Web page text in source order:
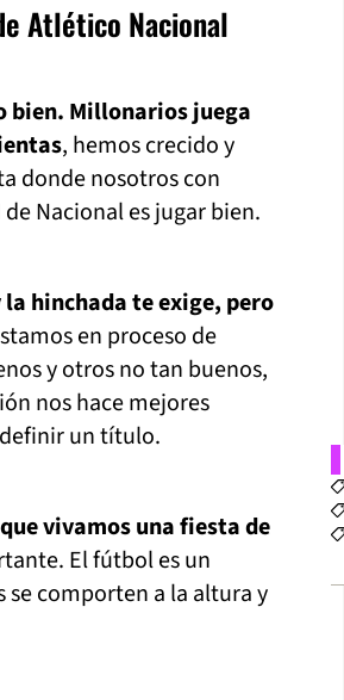
Atlético Nacional
bien. Millonarios juega
, hemos crecido y
donde nosotros con
Nacional es jugar bien.
hinchada te exige, pero
en proceso de
y otros no tan buenos,
nos hace mejores
definir un título.
vivamos una fiesta de
El fútbol es un
comporten a la altura y